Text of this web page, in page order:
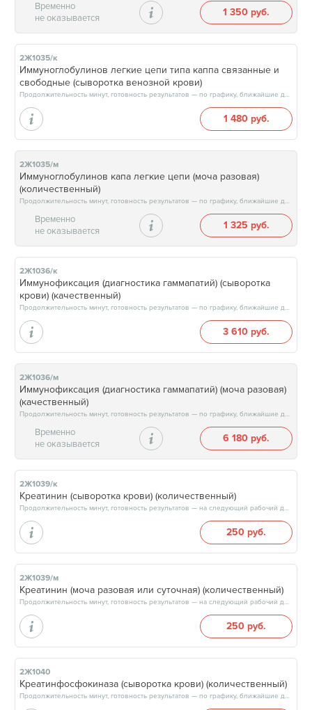
Временно
не оказывается
1 350 руб.
2Ж1035/к
Иммуноглобулинов легкие цепи типа каппа связанные и
свободные (сыворотка венозной крови)
Продолжительность минут, готовность результатов — по графику, ближайшие даты: 14.08.26, 21.08.26, 28.08.26, 04.09.26, результат на следующий рабочий день, после 15:00
1 480 руб.
2Ж1035/м
Иммуноглобулинов капа легкие цепи (моча разовая)
(количественный)
Продолжительность минут, готовность результатов — по графику, ближайшие даты: 14.08.26, 21.08.26, 28.08.26, 04.09.26, результат на следующий рабочий день, после 15:00
Временно
не оказывается
1 325 руб.
2Ж1036/к
Иммунофиксация (диагностика гаммапатий) (сыворотка
крови) (качественный)
Продолжительность минут, готовность результатов — по графику, ближайшие даты: 12.08.26, 15.08.26, 19.08.26, 22.08.26, результат через 2 рабочих дня
3 610 руб.
2Ж1036/м
Иммунофиксация (диагностика гаммапатий) (моча разовая)
(качественный)
Продолжительность минут, готовность результатов — по графику, ближайшие даты: 10.08.26, 13.08.26, 17.08.26, 20.08.26, результат через 6 рабочих дней
Временно
не оказывается
6 180 руб.
2Ж1039/к
Креатинин (сыворотка крови) (количественный)
Продолжительность минут, готовность результатов — на следующий рабочий день, после 15:00
250 руб.
2Ж1039/м
Креатинин (моча разовая или суточная) (количественный)
Продолжительность минут, готовность результатов — на следующий рабочий день, после 15:00
250 руб.
2Ж1040
Креатинфосфокиназа (сыворотка крови) (количественный)
Продолжительность минут, готовность результатов — по графику, ближайшие даты: 11.08.26, 14.08.26, 18.08.26, 21.08.26, результат на следующий рабочий день